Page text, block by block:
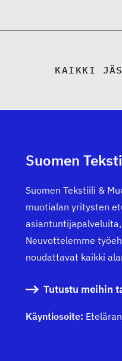
KAIKKI
Suomen
Suomen Tekstiili &
muotialan yritysten
Neuvottelemme
noudattavat kaikki
Tutustu meihin
Käyntiosoite: